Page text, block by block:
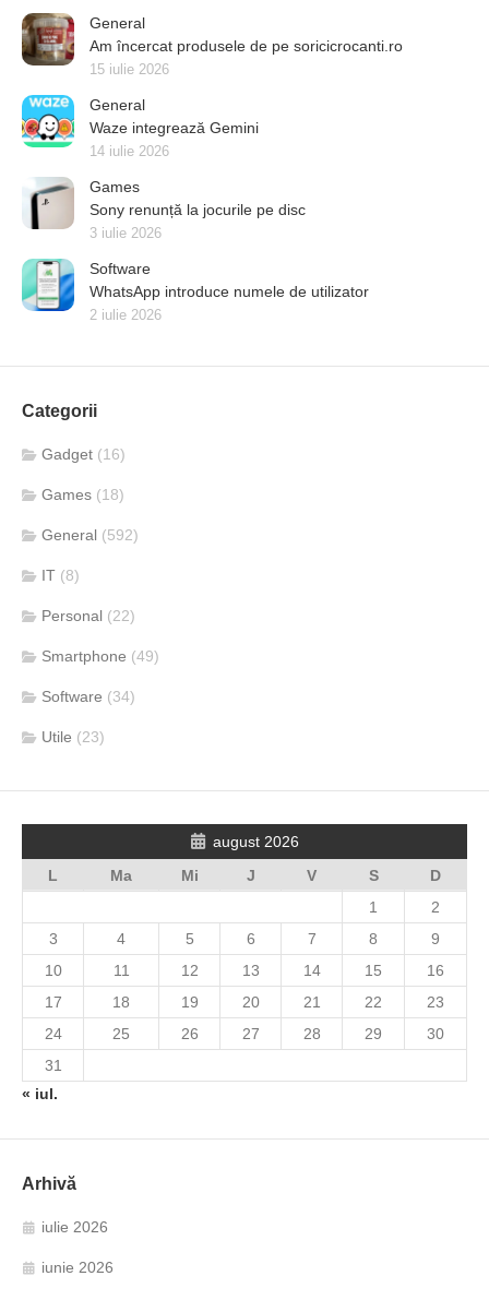
General
Am încercat produsele de pe soricicrocanti.ro
15 iulie 2026
General
Waze integrează Gemini
14 iulie 2026
Games
Sony renunță la jocurile pe disc
3 iulie 2026
Software
WhatsApp introduce numele de utilizator
2 iulie 2026
Categorii
Gadget (16)
Games (18)
General (592)
IT (8)
Personal (22)
Smartphone (49)
Software (34)
Utile (23)
august 2026
L
Ma Mi J V S
D
1
2
3
4 5 6 7 8
9
10
11 12 13 14 15
16
17
18 19 20 21 22
23
24
25 26 27 28 29
30
31
« iul.
Arhivă
iulie 2026
iunie 2026